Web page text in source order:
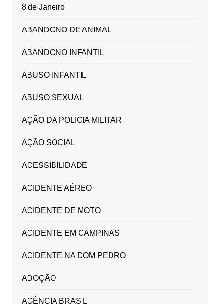
8 de Janeiro
ABANDONO DE ANIMAL
ABANDONO INFANTIL
ABUSO INFANTIL
ABUSO SEXUAL
AÇÃO DA POLICIA MILITAR
AÇÃO SOCIAL
ACESSIBILIDADE
ACIDENTE AÉREO
ACIDENTE DE MOTO
ACIDENTE EM CAMPINAS
ACIDENTE NA DOM PEDRO
ADOÇÃO
AGÊNCIA BRASIL